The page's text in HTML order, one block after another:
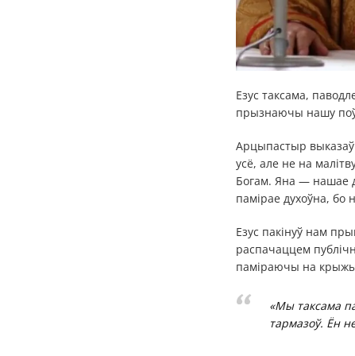
Езус таксама,
прызнаючы нашу
Арцыпастыр
усё, але не на
Богам. Яна — нашае
памірае духоўна, бо
Езус пакінуў нам
распачаццем
паміраючы на
«Мы таксама
тармазоў. Ён